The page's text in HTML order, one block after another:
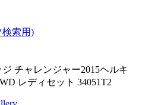
検索用)
チャレンジャー2015ヘルキ
レディセット 34051T2